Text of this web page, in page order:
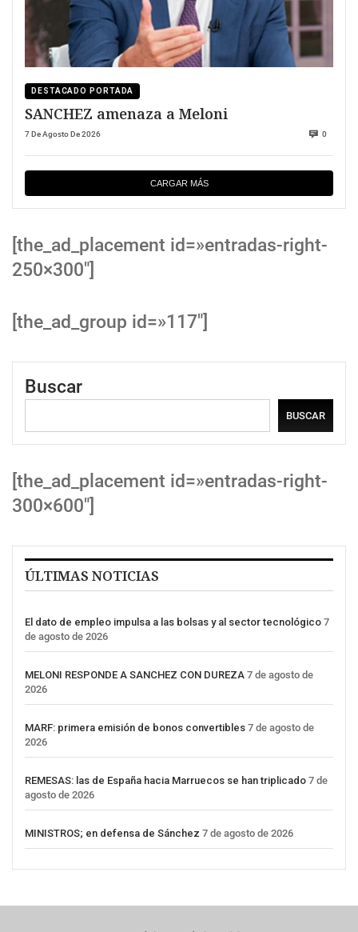
DESTACADO PORTADA
SANCHEZ amenaza a Meloni
7 De Agosto De 2026 0
CARGAR MÁS
[the_ad_placement id=»entradas-right-
250×300″]
[the_ad_group id=»117″]
Buscar
BUSCAR
[the_ad_placement id=»entradas-right-
300×600″]
ÚLTIMAS NOTICIAS
El dato de empleo impulsa a las bolsas y al sector tecnológico 7
de agosto de 2026
MELONI RESPONDE A SANCHEZ CON DUREZA 7 de agosto de
2026
MARF: primera emisión de bonos convertibles 7 de agosto de
2026
REMESAS: las de España hacia Marruecos se han triplicado 7 de
agosto de 2026
MINISTROS; en defensa de Sánchez 7 de agosto de 2026